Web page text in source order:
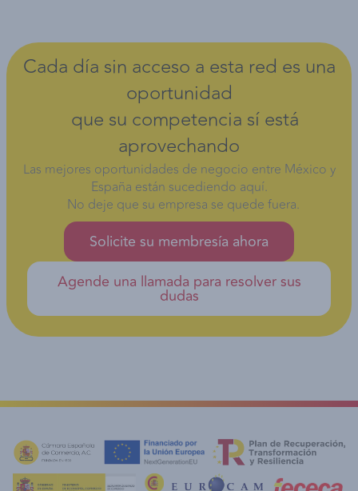
Cada día sin acceso a esta red es una
oportunidad
que su competencia sí está
aprovechando
Las mejores oportunidades de negocio entre México y
España están sucediendo aquí.
No deje que su empresa se quede fuera.
Solicite su membresía ahora
Agende una llamada para resolver sus
dudas